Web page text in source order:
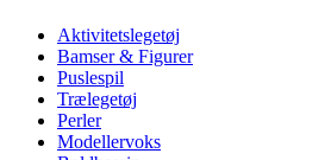
Aktivitetslegetøj
Bamser & Figurer
Puslespil
Trælegetøj
Perler
Modellervoks